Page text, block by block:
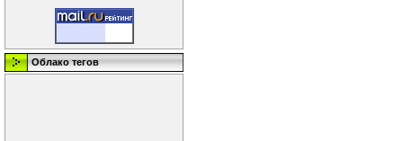
Облако тегов